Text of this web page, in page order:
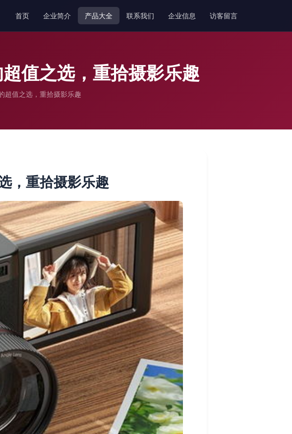
首页 企业简介 产品大全 联系我们 企业信息 访客留言
值之选，重拾摄影乐趣
超值之选，重拾摄影乐趣
，重拾摄影乐趣